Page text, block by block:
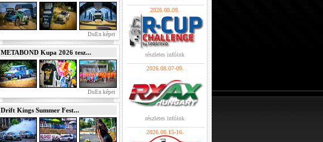
DuEn képei
METABOND Kupa 2026 tesz...
DuEn képei
Drift Kings Summer Fest...
2026.08.09.
részletes infóink
2026.08.07-09.
részletes infóink
2026.08.15-16.